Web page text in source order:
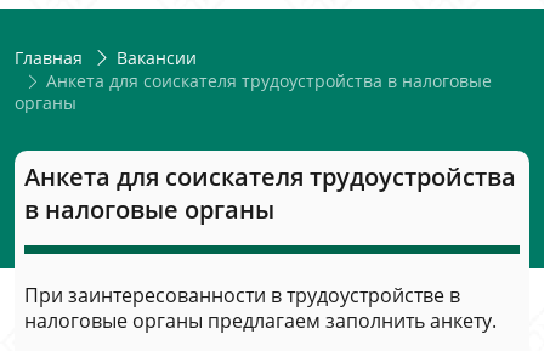
Главная
Вакансии
Анкета для соискателя трудоустройства в налоговые
органы
Анкета для соискателя трудоустройства
в налоговые органы
При заинтересованности в трудоустройстве в
налоговые органы предлагаем заполнить анкету.